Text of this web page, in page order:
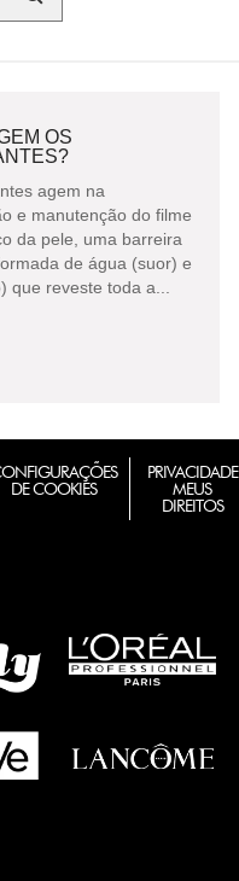
OS
agem na
e manutenção do filme
da pele, uma barreira
de água (suor) e
que reveste toda a...
DE COOKIES
PRIVACIDADE
MEUS
DIREITOS